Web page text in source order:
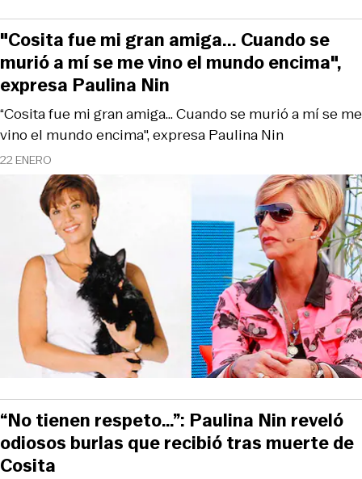
22 ENERO
“Cosita fue mi gran amiga... Cuando se murió a mí se me
vino el mundo encima", expresa Paulina Nin
"Cosita fue mi gran amiga... Cuando se
murió a mí se me vino el mundo encima",
expresa Paulina Nin
“No tienen respeto…”: Paulina Nin reveló
odiosos burlas que recibió tras muerte de
Cosita